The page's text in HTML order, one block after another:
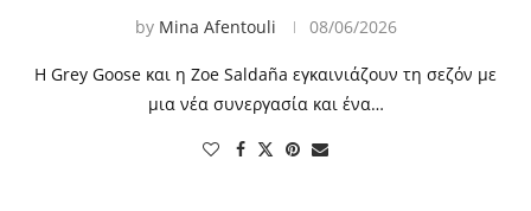
by Mina Afentouli 08/06/2026
Η Grey Goose και η Zoe Saldaña εγκαινιάζουν τη σεζόν με
μια νέα συνεργασία και ένα…